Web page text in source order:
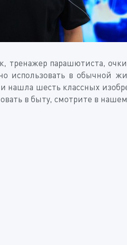
тренажер парашютиста,
использовать в обычной
и нашла шесть классных
в быту, смотрите в